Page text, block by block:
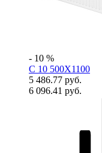
- 10 %
C 10 500X1100
5 486.77 руб.
6 096.41 руб.